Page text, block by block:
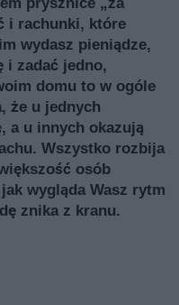
i rachunki, które
wydasz pieniądze,
i zadać jedno,
domu to w ogóle
że u jednych
a u innych okazują
Wszystko rozbija
osób
wygląda Wasz rytm
znika z kranu.